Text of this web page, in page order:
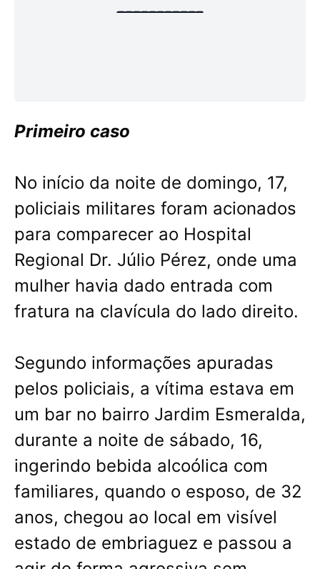
-----------
Primeiro caso
No início da noite de domingo, 17,
policiais militares foram acionados
para comparecer ao Hospital
Regional Dr. Júlio Pérez, onde uma
mulher havia dado entrada com
fratura na clavícula do lado direito.
Segundo informações apuradas
pelos policiais, a vítima estava em
um bar no bairro Jardim Esmeralda,
durante a noite de sábado, 16,
ingerindo bebida alcoólica com
familiares, quando o esposo, de 32
anos, chegou ao local em visível
estado de embriaguez e passou a